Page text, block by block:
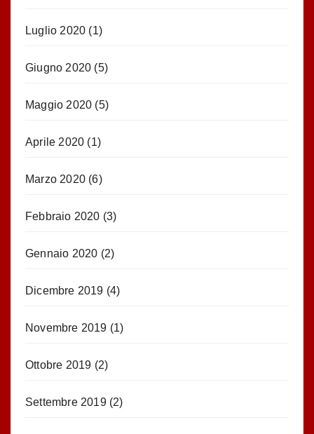
Luglio 2020 (1)
Giugno 2020 (5)
Maggio 2020 (5)
Aprile 2020 (1)
Marzo 2020 (6)
Febbraio 2020 (3)
Gennaio 2020 (2)
Dicembre 2019 (4)
Novembre 2019 (1)
Ottobre 2019 (2)
Settembre 2019(2)